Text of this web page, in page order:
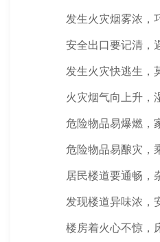
发生火灾烟雾浓，
安全出口要记清，
发生火灾快逃生，
火灾烟气向上升，
危险物品易爆燃，
危险物品易酿灾，
居民楼道要通畅，
发现楼道异味浓，
楼房着火心不惊，